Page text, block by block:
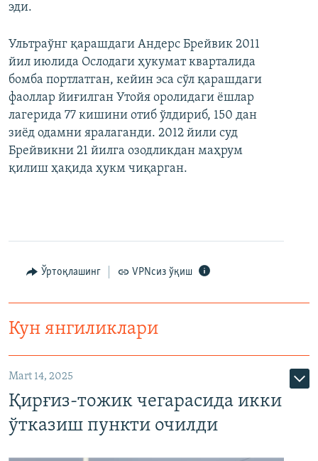
эди.
Ультраўнг қарашдаги Андерс Брейвик 2011
йил июлида Ослодаги ҳукумат кварталида
бомба портлатган, кейин эса сўл қарашдаги
фаоллар йиғилган Утойя оролидаги ёшлар
лагерида 77 кишини отиб ўлдириб, 150 дан
зиёд одамни яралаганди. 2012 йили суд
Брейвикни 21 йилга озодликдан маҳрум
қилиш ҳақида ҳукм чиқарган.
Ўртоқлашинг VPNсиз ўқиш
Кун янгиликлари
Mart 14, 2025
Қирғиз-тожик чегарасида икки
ўтказиш пункти очилди